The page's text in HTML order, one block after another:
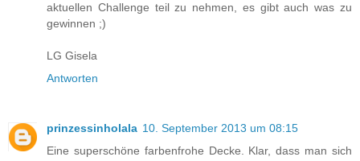
aktuellen Challenge teil zu nehmen, es gibt auch was zu
gewinnen ;)
LG Gisela
Antworten
prinzessinholala 10. September 2013 um 08:15
Eine superschöne farbenfrohe Decke. Klar, dass man sich